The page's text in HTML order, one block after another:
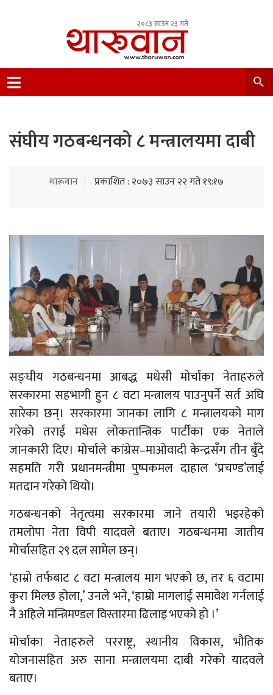
२०८३ साउन २३ गते
Nepal.
संघीय गठबन्धनको ८ मन्त्रालयमा दाबी
थारूवान प्रकाशित : २०७३ साउन २२ गते १९:१७
सङ्घीय गठबन्धनमा आबद्ध मधेसी मोर्चाका नेताहरुले
सरकारमा सहभागी हुन ८ वटा मन्त्रालय पाउनुपर्ने सर्त अघि
सारेका छन्। सरकारमा जानका लागि ८ मन्त्रालयको माग
गरेको तराई मधेस लोकतान्त्रिक पार्टीका एक नेताले
जानकारी दिए। मोर्चाले कांग्रेस–माओवादी केन्द्रसँग तीन बुँदे
सहमति गरी प्रधानमन्त्रीमा पुष्पकमल दाहाल ‘प्रचण्ड’लाई
मतदान गरेको थियो।
गठबन्धनको नेतृत्वमा सरकारमा जाने तयारी भइरहेको
तमलोपा नेता विपी यादवले बताए। गठबन्धनमा जातीय
मोर्चासहित २९ दल सामेल छन्।
‘हाम्रो तर्फबाट ८ वटा मन्त्रालय माग भएको छ, तर ६ वटामा
कुरा मिल्छ होला,’ उनले भने, ‘हाम्रो मागलाई समावेश गर्नलाई
नै अहिले मन्त्रिमण्डल विस्तारमा ढिलाइ भएको हो ।’
मोर्चाका नेताहरुले परराष्ट्र, स्थानीय विकास, भौतिक
योजनासहित अरु साना मन्त्रालयमा दाबी गरेको यादवले
बताए।